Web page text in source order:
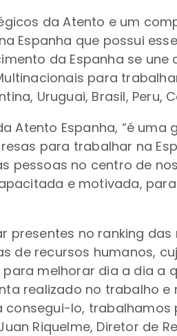
da Atento e um
Espanha que possui
da Espanha se
para
Uruguai, Brasil, Peru,
Atento Espanha, “é
para trabalhar na
pessoas no centro de
e motivada,
presentes no ranking
de recursos humanos,
melhorar dia a dia
realizado no trabalho
consegui-lo,
Riquelme, Diretor de